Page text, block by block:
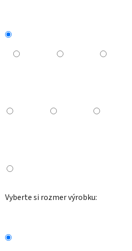
Vyberte si rozmer výrobku: